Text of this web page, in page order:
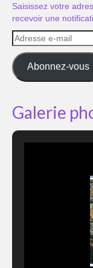
Saisissez votre
recevoir une
Adresse
e-
mail
Abonnez-vous
Galerie